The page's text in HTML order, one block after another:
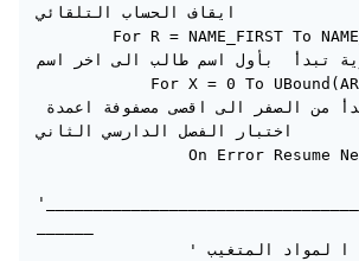
ايقاف الحساب التلقائي
        For R = NAME_FIRST To NAME_LAST    '
تبدأ  بأول اسم طالب الى اخر اسم
            For X = 0 To UBound(ARR)    ' حلقة
تكرارية تبدأ من الصفر الى اقصى مصفوفة اعمدة
اختبار الفصل الدارسي الثاني
                On Error Resume Next
                'يتم حساب عدد ا لمواد المتغيب